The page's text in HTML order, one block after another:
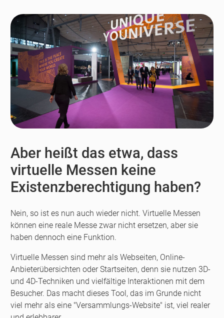
Aber heißt das etwa, dass
virtuelle Messen keine
Existenzberechtigung haben?
Nein, so ist es nun auch wieder nicht. Virtuelle Messen
können eine reale Messe zwar nicht ersetzen, aber sie
haben dennoch eine Funktion.
Virtuelle Messen sind mehr als Webseiten, Online-
Anbieterübersichten oder Startseiten, denn sie nutzen 3D-
und 4D-Techniken und vielfältige Interaktionen mit dem
Besucher. Das macht dieses Tool, das im Grunde nicht
viel mehr als eine "Versammlungs-Website" ist, viel realer